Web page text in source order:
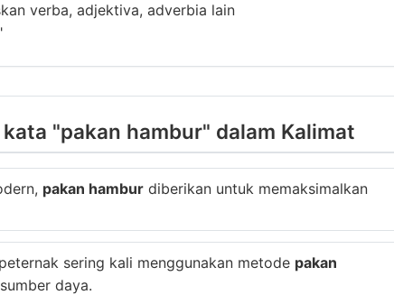
verba, adjektiva, adverbia lain
"pakan hambur" dalam Kalimat
pakan hambur diberikan untuk memaksimalkan
sering kali menggunakan metode pakan
daya.